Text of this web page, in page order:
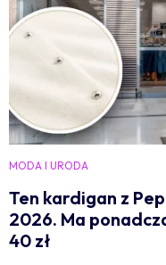
MODA I URODA
Ten kardigan z
2026. Ma
40 zł